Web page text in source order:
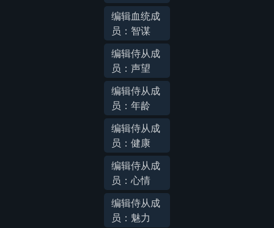
编辑血统成
员：智谋
编辑侍从成
员：声望
编辑侍从成
员：年龄
编辑侍从成
员：健康
编辑侍从成
员：心情
编辑侍从成
员：魅力